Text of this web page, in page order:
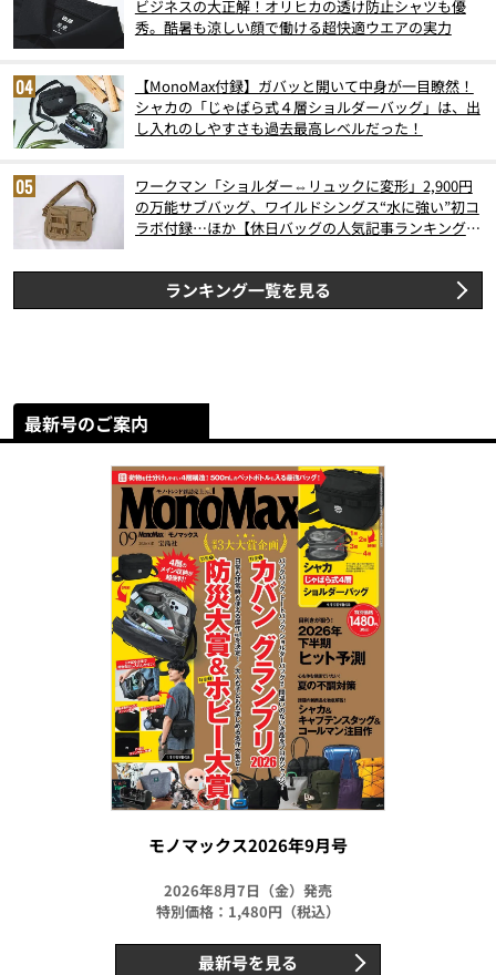
ビジネスの大正解！オリヒカの透け防止シャツも優
秀。酷暑も涼しい顔で働ける超快適ウエアの実力
【MonoMax付録】ガバッと開いて中身が一目瞭然！
シャカの「じゃばら式４層ショルダーバッグ」は、出
し入れのしやすさも過去最高レベルだった！
ワークマン「ショルダー⇔リュックに変形」2,900円
の万能サブバッグ、ワイルドシングス“水に強い”初コ
ラボ付録…ほか【休日バッグの人気記事ランキングベ
ランキング一覧を見る
最新号のご案内
モノマックス2026年9月号
2026年8月7日（金）発売
特別価格：1,480円（税込）
最新号を見る